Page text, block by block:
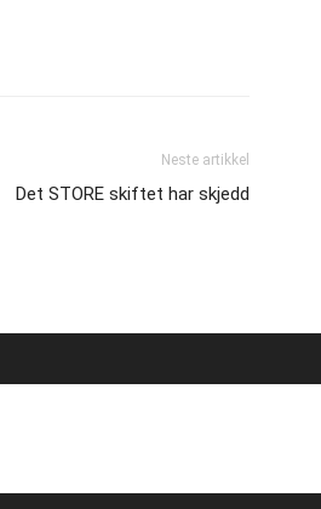
Neste artikkel
Det STORE skiftet har skjedd